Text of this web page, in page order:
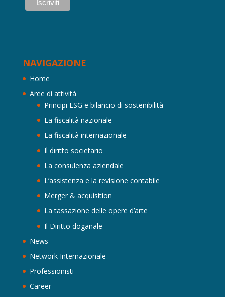
NAVIGAZIONE
Home
Aree di attività
Principi ESG e bilancio di sostenibilità
La fiscalità nazionale
La fiscalità internazionale
Il diritto societario
La consulenza aziendale
L’assistenza e la revisione contabile
Merger & acquisition
La tassazione delle opere d’arte
Il Diritto doganale
News
Network Internazionale
Professionisti
Career